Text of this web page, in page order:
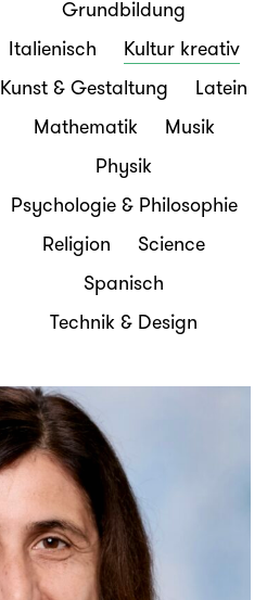
Grundbildung
Italienisch
Kultur kreativ
Kunst & Gestaltung
Latein
Mathematik
Musik
Physik
Psychologie & Philosophie
Religion
Science
Spanisch
Technik & Design